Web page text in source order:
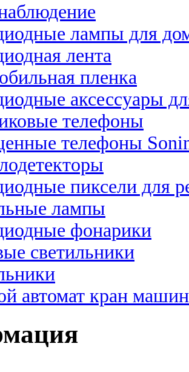
лампы для
лента
пленка
аксессуары
телефоны
телефоны
пиксели для
лампы
фонарики
светильники
автомат кран